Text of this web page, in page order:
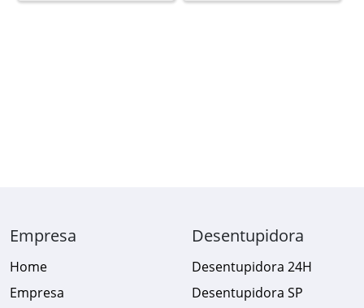
Empresa
Home
Empresa
Desentupidora
Desentupidora 24H
Desentupidora SP